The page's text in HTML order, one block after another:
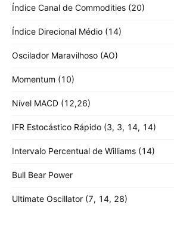
Índice Canal de Commodities (20)
Índice Direcional Médio (14)
Oscilador Maravilhoso (AO)
Momentum (10)
Nível MACD (12,26)
IFR Estocástico Rápido (3, 3, 14, 14)
Intervalo Percentual de Williams (14)
Bull Bear Power
Ultimate Oscillator (7, 14, 28)